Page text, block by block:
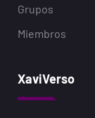
Grupos
Miembros
XaviVerso